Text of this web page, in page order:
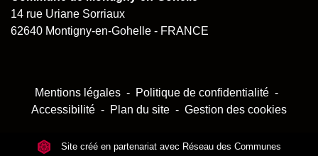
14 rue Uriane Sorriaux
62640 Montigny-en-Gohelle - FRANCE
Mentions légales - Politique de confidentialité -
Accessibilité - Plan du site - Gestion des cookies
Site créé en partenariat avec Réseau des Communes